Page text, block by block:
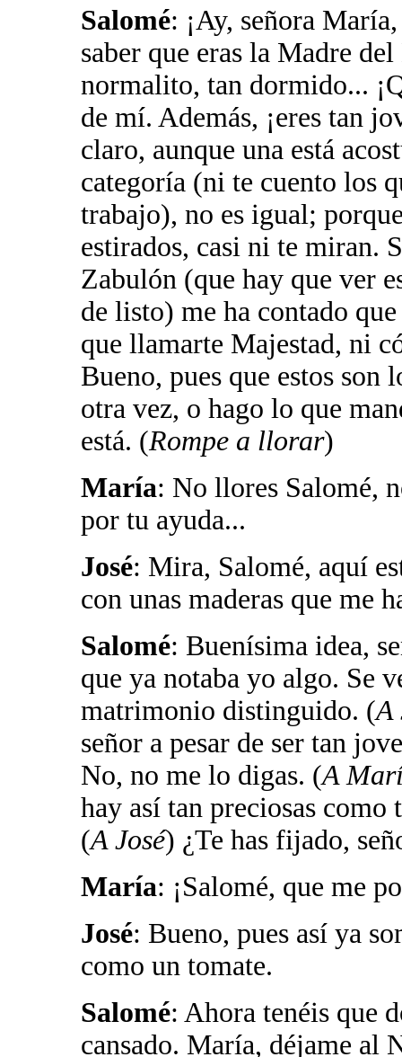
Salomé: ¡Ay, señora
saber que eras la Madre
normalito, tan dormido...
de mí. Además, ¡eres tan
claro, aunque una está
categoría (ni te cuento los
trabajo), no es igual;
estirados, casi ni te miran.
Zabulón (que hay que ver
de listo) me ha contado
que llamarte Majestad, ni
Bueno, pues que estos son
otra vez, o hago lo que
está. (Rompe a llorar)
María: No llores Salomé,
por tu ayuda...
José: Mira, Salomé, aquí
con unas maderas que me
Salomé: Buenísima idea,
que ya notaba yo algo. Se
matrimonio distinguido. (A
señor a pesar de ser tan
No, no me lo digas. (A
hay así tan preciosas
(A José) ¿Te has fijado,
María: ¡Salomé, que me
José: Bueno, pues así ya
como un tomate.
Salomé: Ahora tenéis que
cansado. María, déjame al